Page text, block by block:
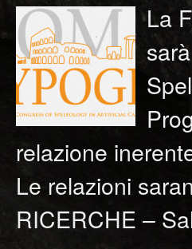
La
relazione
Le relazioni
RICERCHE –